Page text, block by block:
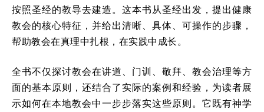
按照圣经的教导去建造。这本书从圣经出发，提出健康
教会的核心特征，并给出清晰、具体、可操作的步骤，
帮助教会在真理中扎根，在实践中成长。
全书不仅探讨教会在讲道、门训、敬拜、教会治理等方
面的基本原则，还结合了实际的案例和经验，为读者展
示如何在本地教会中一步步落实这些原则。它既有神学